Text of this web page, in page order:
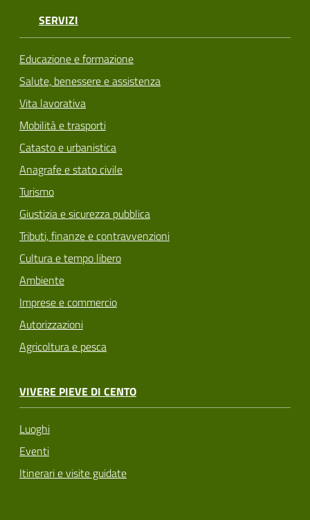
SERVIZI
Educazione e formazione
Salute, benessere e assistenza
Vita lavorativa
Mobilità e trasporti
Catasto e urbanistica
Anagrafe e stato civile
Turismo
Giustizia e sicurezza pubblica
Tributi, finanze e contravvenzioni
Cultura e tempo libero
Ambiente
Imprese e commercio
Autorizzazioni
Agricoltura e pesca
VIVERE PIEVE DI CENTO
Luoghi
Eventi
Itinerari e visite guidate